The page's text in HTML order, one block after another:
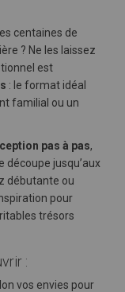
centaines de
? Ne les laissez
est
: le format idéal
familial ou un
pas à pas,
découpe jusqu’aux
débutante ou
pour
trésors
:
vos envies pour